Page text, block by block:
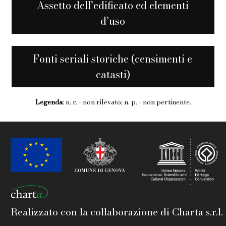
Assetto dell’edificato ed elementi
d’uso
Fonti seriali storiche (censimenti e
catasti)
Legenda: n. r. - non rilevato; n. p. - non pertinente.
Realizzato con la collaborazione di Charta s.r.l.